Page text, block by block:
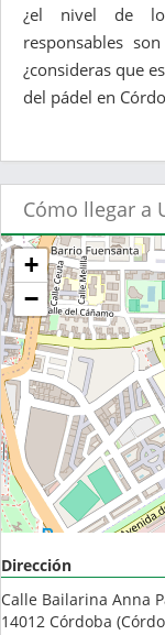
¿el nivel de
responsables
¿consideras que
del pádel en
Cómo llegar a
+
−
Dirección
Calle Bailarina Anna
14012 Córdoba (